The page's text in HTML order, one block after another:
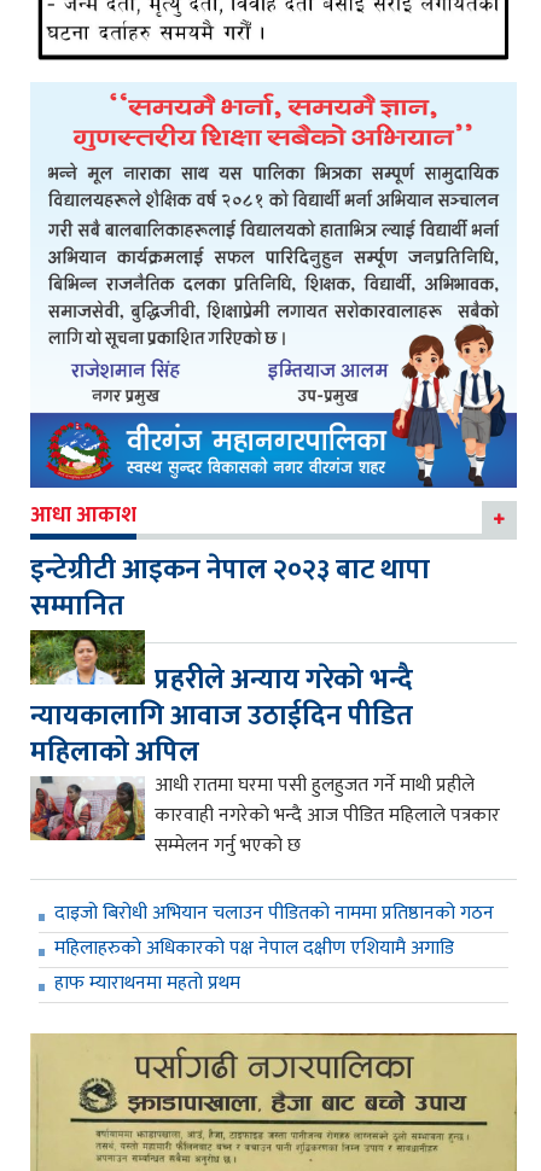
आधा आकाश
इन्टेग्रीटी आइकन नेपाल २०२३ बाट थापा
सम्मानित
प्रहरीले अन्याय गरेको भन्दै
न्यायकालागि आवाज उठाईदिन पीडित
महिलाको अपिल
आधी रातमा घरमा पसी हुलहुजत गर्ने माथी प्रहीले
कारवाही नगरेको भन्दै आज पीडित महिलाले पत्रकार
सम्मेलन गर्नु भएको छ
दाइजो बिरोधी अभियान चलाउन पीडितको नाममा प्रतिष्ठानको गठन
महिलाहरुको अधिकारको पक्ष नेपाल दक्षीण एशियामै अगाडि
हाफ म्याराथनमा महतो प्रथम